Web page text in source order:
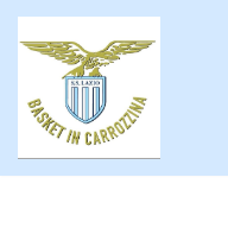
contenuto